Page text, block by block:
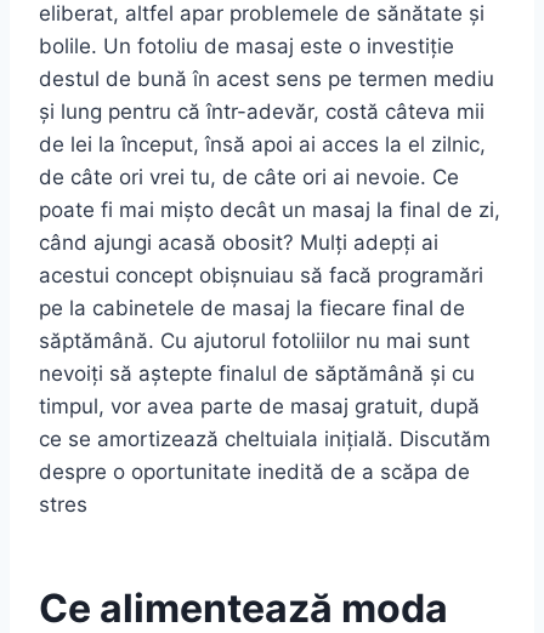
eliberat, altfel apar problemele de sănătate și
bolile. Un fotoliu de masaj este o investiție
destul de bună în acest sens pe termen mediu
și lung pentru că într-adevăr, costă câteva mii
de lei la început, însă apoi ai acces la el zilnic,
de câte ori vrei tu, de câte ori ai nevoie. Ce
poate fi mai mișto decât un masaj la final de zi,
când ajungi acasă obosit? Mulți adepți ai
acestui concept obișnuiau să facă programări
pe la cabinetele de masaj la fiecare final de
săptămână. Cu ajutorul fotoliilor nu mai sunt
nevoiți să aștepte finalul de săptămână și cu
timpul, vor avea parte de masaj gratuit, după
ce se amortizează cheltuiala inițială. Discutăm
despre o oportunitate inedită de a scăpa de
stres
Ce alimentează moda